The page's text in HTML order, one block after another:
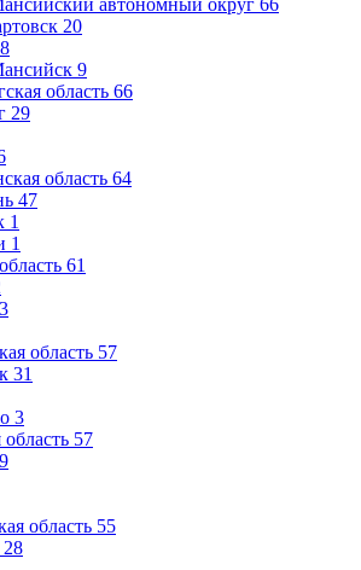
автономный округ 66
20
9
область 66
29
область 64
47
1
1
61
3
область 57
31
3
57
область 55
28